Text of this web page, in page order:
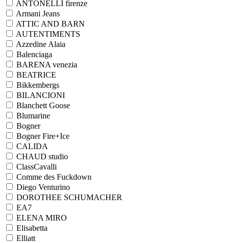
ANTONELLI firenze
Armani Jeans
ATTIC AND BARN
AUTENTIMENTS
Azzedine Alaia
Balenciaga
BARENA venezia
BEATRICE
Bikkembergs
BILANCIONI
Blanchett Goose
Blumarine
Bogner
Bogner Fire+Ice
CALIDA
CHAUD studio
ClassCavalli
Comme des Fuckdown
Diego Venturino
DOROTHEE SCHUMACHER
EA7
ELENA MIRO
Elisabetta
Elliatt